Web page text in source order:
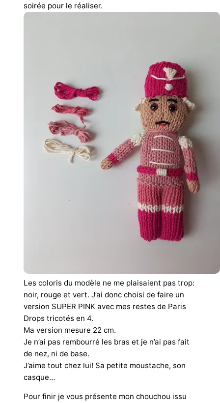
soirée pour le réaliser.
Les coloris du modèle ne me plaisaient pas trop:
noir, rouge et vert. J’ai donc choisi de faire un
version SUPER PINK avec mes restes de Paris
Drops tricotés en 4.
Ma version mesure 22 cm.
Je n’ai pas rembourré les bras et je n’ai pas fait
de nez, ni de base.
J’aime tout chez lui! Sa petite moustache, son
casque…
Pour finir je vous présente mon chouchou issu